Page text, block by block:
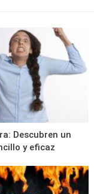
Descubren un
y eficaz